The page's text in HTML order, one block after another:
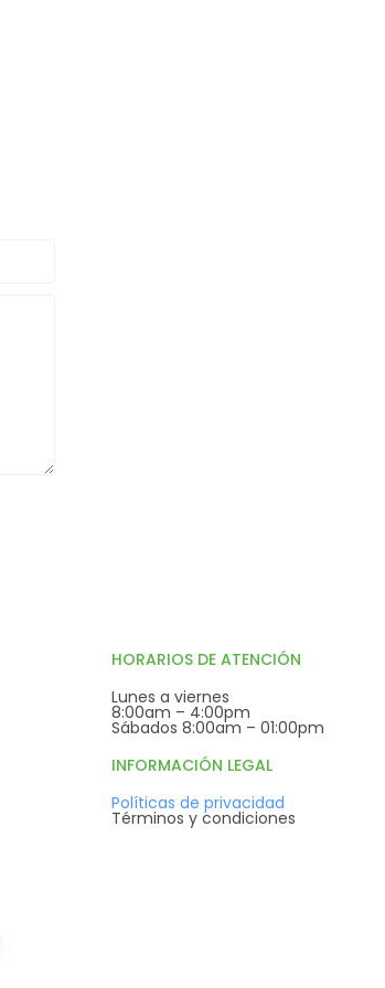
HORARIOS DE ATENCIÓN
Lunes a viernes
8:00am – 4:00pm
Sábados 8:00am – 01:00pm
INFORMACIÓN LEGAL
Políticas de privacidad
Términos y condiciones